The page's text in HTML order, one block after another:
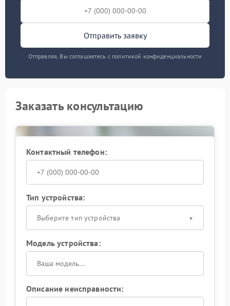
Отправить заявку
Отправляя, Вы соглашаетесь с политикой конфиденциальности
Заказать консультацию
Контактный телефон:
Тип устройства:
Выберите тип устройства
Модель устройства:
Описание неисправности: